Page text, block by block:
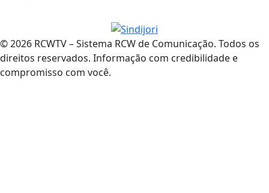
© 2026 RCWTV – Sistema RCW de Comunicação. Todos os
direitos reservados. Informação com credibilidade e
compromisso com você.